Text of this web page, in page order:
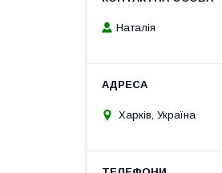
Наталія
Харків, Україна